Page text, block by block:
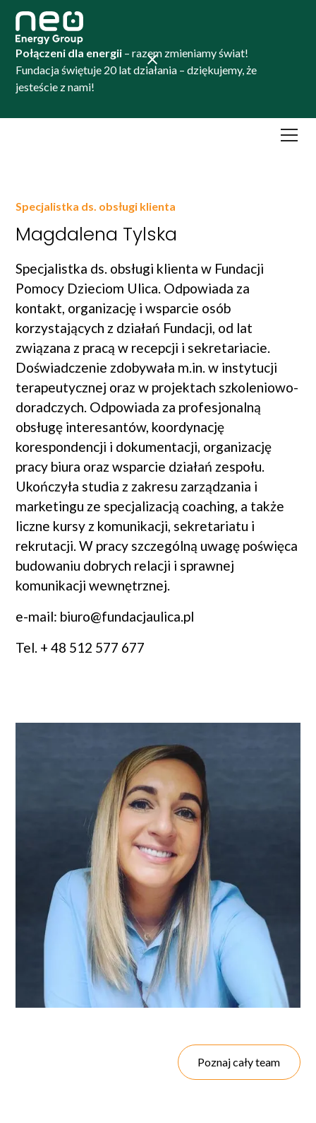
Połączeni dla energii – razem zmieniamy świat!
Fundacja świętuje 20 lat działania – dziękujemy, że
jesteście z nami!
Specjalistka ds. obsługi klienta
Magdalena Tylska
Specjalistka ds. obsługi klienta w Fundacji
Pomocy Dzieciom Ulica. Odpowiada za
kontakt, organizację i wsparcie osób
korzystających z działań Fundacji, od lat
związana z pracą w recepcji i sekretariacie.
Doświadczenie zdobywała m.in. w instytucji
terapeutycznej oraz w projektach szkoleniowo-
doradczych. Odpowiada za profesjonalną
obsługę interesantów, koordynację
korespondencji i dokumentacji, organizację
pracy biura oraz wsparcie działań zespołu.
Ukończyła studia z zakresu zarządzania i
marketingu ze specjalizacją coaching, a także
liczne kursy z komunikacji, sekretariatu i
rekrutacji. W pracy szczególną uwagę poświęca
budowaniu dobrych relacji i sprawnej
komunikacji wewnętrznej.
e-mail: biuro@fundacjaulica.pl
Tel. + 48 512 577 677
Poznaj cały team